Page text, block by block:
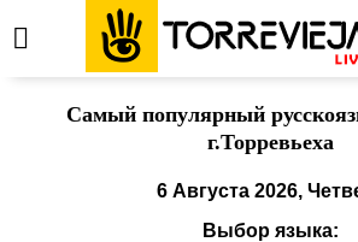
Cамый популярный
г.Торревьеха
6 Августа 2026,
Выбор языка: